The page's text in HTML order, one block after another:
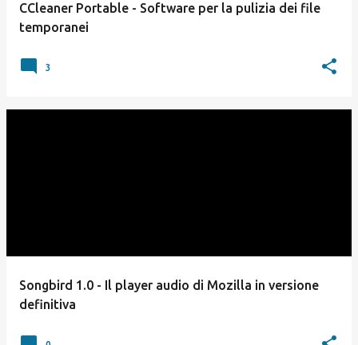
CCleaner Portable - Software per la pulizia dei file
temporanei
3
Songbird 1.0 - Il player audio di Mozilla in versione
definitiva